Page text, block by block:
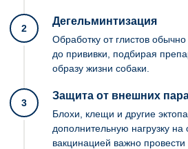
2
Дегельминтизация
Обработку от глистов
до прививки, подбирая
образу жизни собаки.
3
Защита от внешних
Блохи, клещи и другие
дополнительную нагрузку
вакцинацией важно